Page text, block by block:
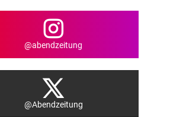
@abendzeitung
@Abendzeitung